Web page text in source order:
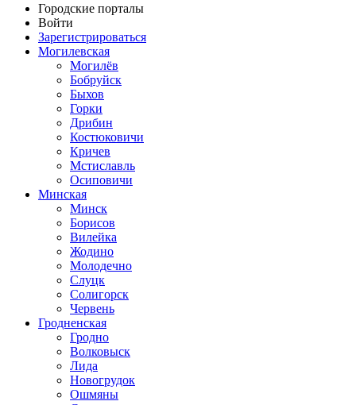
Городские порталы
Войти
Зарегистрироваться
Могилевская
Могилёв
Бобруйск
Быхов
Горки
Дрибин
Костюковичи
Кричев
Мстиславль
Осиповичи
Минская
Минск
Борисов
Вилейка
Жодино
Молодечно
Слуцк
Солигорск
Червень
Гродненская
Гродно
Волковыск
Лида
Новогрудок
Ошмяны